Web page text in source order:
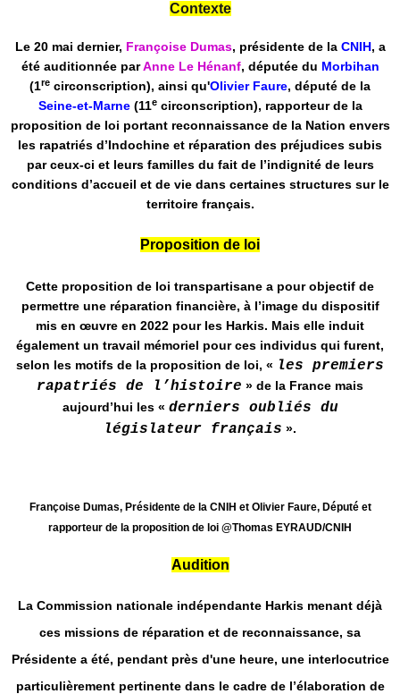
Contexte
Le 20 mai dernier, Françoise Dumas, présidente de la CNIH, a
été auditionnée parAnne Le Hénanf, députée du Morbihan
(1re circonscription), ainsi qu'Olivier Faure, député de la
Seine-et-Marne(11ecirconscription), rapporteur de la
proposition de loi portant reconnaissance de la Nation envers
les rapatriés d’Indochine et réparation des préjudices subis
par ceux-ci et leurs familles du fait de l’indignité de leurs
conditions d’accueil et de vie dans certaines structures sur le
territoire français.
Proposition de loi
Cette proposition de loi transpartisane a pour objectif de
permettre une réparation financière, à l’image du dispositif
mis en œuvre en 2022 pour les Harkis. Mais elle induit
également un travail mémoriel pour ces individus qui furent,
selon les motifs de la proposition de loi, « les premiers
rapatriés de l’histoire » de la France mais
aujourd’hui les « derniers oubliés du
législateur français ».
Françoise Dumas, Présidente de la CNIH et Olivier Faure, Député et
rapporteur de la proposition de loi @Thomas EYRAUD/CNIH
Audition
La Commission nationale indépendante Harkis menant déjà
ces missions de réparation et de reconnaissance, sa
Présidente a été, pendant près d'une heure, une interlocutrice
particulièrement pertinente dans le cadre de l’élaboration de